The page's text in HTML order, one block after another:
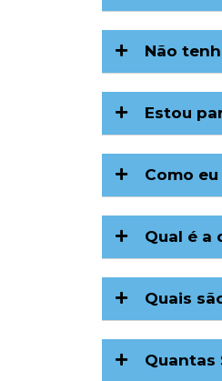
Não
Estou
Como
Qual é a
Quais
Quantas